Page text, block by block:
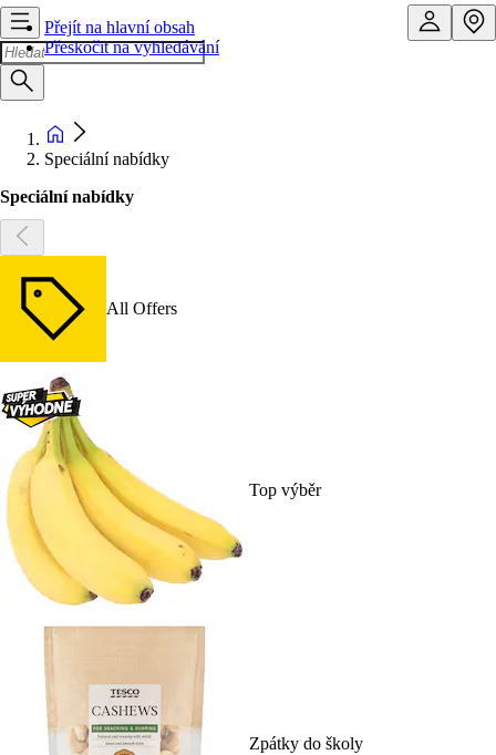
Přejít na hlavní obsah
Přeskočit na vyhledávání
Speciální nabídky
Speciální nabídky
All Offers
Top výběr
Zpátky do školy